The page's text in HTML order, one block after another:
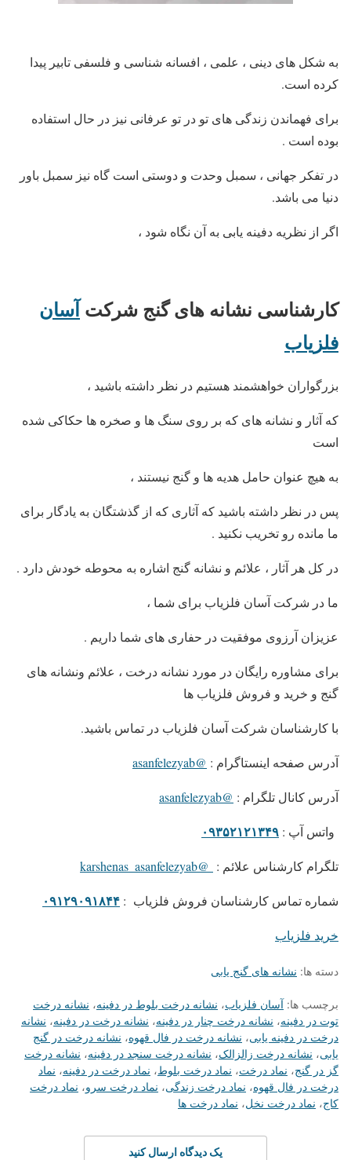
به شکل های دینی ، علمی ، افسانه شناسی و فلسفی تابیر پیدا
کرده است.
برای فهماندن زندگی های تو در تو عرفانی نیز در حال استفاده
بوده است .
در تفکر جهانی ، سمبل وحدت و دوستی است گاه نیز سمبل باور
دنیا می باشد.
اگر از نظریه دفینه یابی به آن نگاه شود ،
کارشناسی نشانه های گنج شرکتآسان
فلزیاب
بزرگواران خواهشمند هستیم در نظر داشته باشید ،
که آثار و نشانه های که بر روی سنگ ها و صخره ها حکاکی شده
است
به هیچ عنوان حامل هدیه ها و گنج نیستند ،
پس در نظر داشته باشید که آثاری که از گذشتگان به یادگار برای
ما مانده رو تخریب نکنید .
در کل هر آثار ، علائم و نشانه گنج اشاره به محوطه خودش دارد .
ما در شرکت آسان فلزیاب برای شما ،
عزیزان آرزوی موفقیت در حفاری های شما داریم .
برای مشاوره رایگان در مورد نشانه درخت ، علائم ونشانه های
گنج و خرید و فروش فلزیاب ها
با کارشناسان شرکت آسان فلزیاب در تماس باشید.
آدرس صفحه اینستاگرام :
@asanfelezyab
آدرس کانال تلگرام :
@asanfelezyab
واتس آپ : ۰۹۳۵۲۱۲۱۳۴۹
تلگرام کارشناس علائم :
@karshenas_asanfelezyab
شماره تماس کارشناسان فروش فلزیاب : ۰۹۱۲۹۰۹۱۸۴۴
خرید فلزیاب
دسته ها: نشانه های گنج یابی
برچسب ها: آسان فلزیاب، نشانه درخت بلوط در دفینه، نشانه درخت
توت در دفینه، نشانه درخت چنار در دفینه، نشانه درخت در دفینه، نشانه
درخت در دفینه یابی، نشانه درخت در فال قهوه، نشانه درخت در گنج
یابی، نشانه درخت زالزالک، نشانه درخت سنجد در دفینه، نشانه درخت
گز در گنج، نماد درخت، نماد درخت بلوط، نماد درخت در دفینه، نماد
درخت در فال قهوه، نماد درخت زندگی، نماد درخت سرو، نماد درخت
کاج، نماد درخت نخل، نماد درخت ها
یک دیدگاه ارسال کنید